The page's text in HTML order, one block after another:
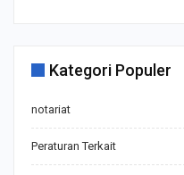
Kategori Populer
notariat
Peraturan Terkait